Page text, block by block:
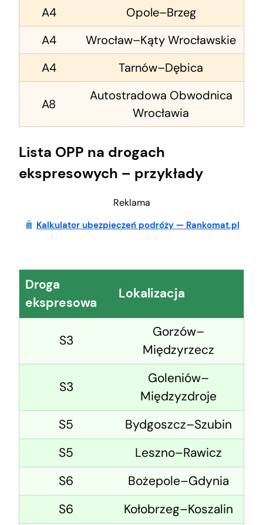
A4
Opole–Brzeg
A4
Wrocław–Kąty Wrocławskie
A4
Tarnów–Dębica
A8
Autostradowa Obwodnica
Wrocławia
Lista OPP na drogach
ekspresowych – przykłady
Reklama
Kalkulator ubezpieczeń podróży — Rankomat.pl
Droga
ekspresowa
Lokalizacja
S3
Gorzów–
Międzyrzecz
S3
Goleniów–
Międzyzdroje
S5
Bydgoszcz–Szubin
S5
Leszno–Rawicz
S6
Bożepole–Gdynia
S6
Kołobrzeg–Koszalin